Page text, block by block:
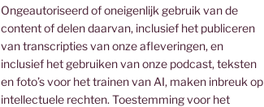
Ongeautoriseerd of oneigenlijk gebruik van de
content of delen daarvan, inclusief het publiceren
van transcripties van onze afleveringen, en
inclusief het gebruiken van onze podcast, teksten
en foto’s voor het trainen van AI, maken inbreuk op
intellectuele rechten. Toestemming voor het